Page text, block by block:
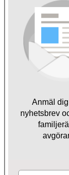
Anmäl
nyhetsbrev